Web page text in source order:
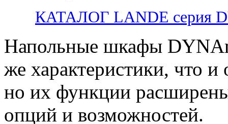
КАТАЛОГ LANDE серия
Напольные шкафы
же характеристики, что
но их функции
опций и возможностей.